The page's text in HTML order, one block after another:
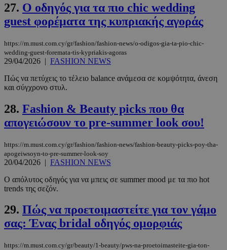
27. Ο οδηγός για τα πιο chic wedding
guest φορέματα της κυπριακής αγοράς
https://m.must.com.cy/gr/fashion/fashion-news/o-odigos-gia-ta-pio-chic-
wedding-guest-foremata-tis-kypriakis-agoras
29/04/2026 | FASHION NEWS
Πώς να πετύχεις το τέλειο balance ανάμεσα σε κομψότητα, άνεση
και σύγχρονο στυλ.
28. Fashion & Beauty picks που θα
απογειώσουν το pre-summer look σου!
https://m.must.com.cy/gr/fashion/fashion-news/fashion-beauty-picks-poy-tha-
apogeiwsoyn-to-pre-summer-look-soy
20/04/2026 | FASHION NEWS
Ο απόλυτος οδηγός για να μπεις σε summer mood με τα πιο hot
trends της σεζόν.
29. Πώς να προετοιμαστείτε για τον γάμο
σας: Ένας bridal οδηγός ομορφιάς
https://m.must.com.cy/gr/beauty/1-beauty/pws-na-proetoimasteite-gia-ton-
PHPSESSID συνεδρία